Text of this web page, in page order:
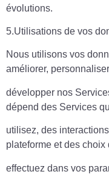
évolutions.
5.Utilisations de vos
Nous utilisons vos
améliorer,
développer nos
dépend des Services
utilisez, des
plateforme et des choix
effectuez dans vos